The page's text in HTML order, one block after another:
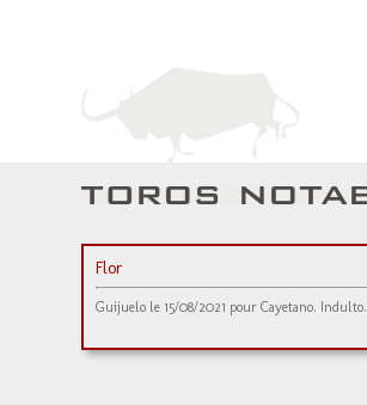
Flor
Guijuelo le 15/08/2021 pour Cayetano. Indulto.